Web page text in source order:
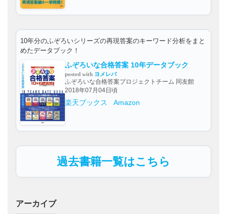
10年分のふぞろいシリーズの再現答案のキーワード分析をまと
めたデータブック！
ふぞろいな合格答案 10年データブック
posted with ヨメレバ
ふぞろいな合格答案プロジェクトチーム 同友館
2018年07月04日頃
楽天ブックス Amazon
過去書籍一覧はこちら
アーカイブ